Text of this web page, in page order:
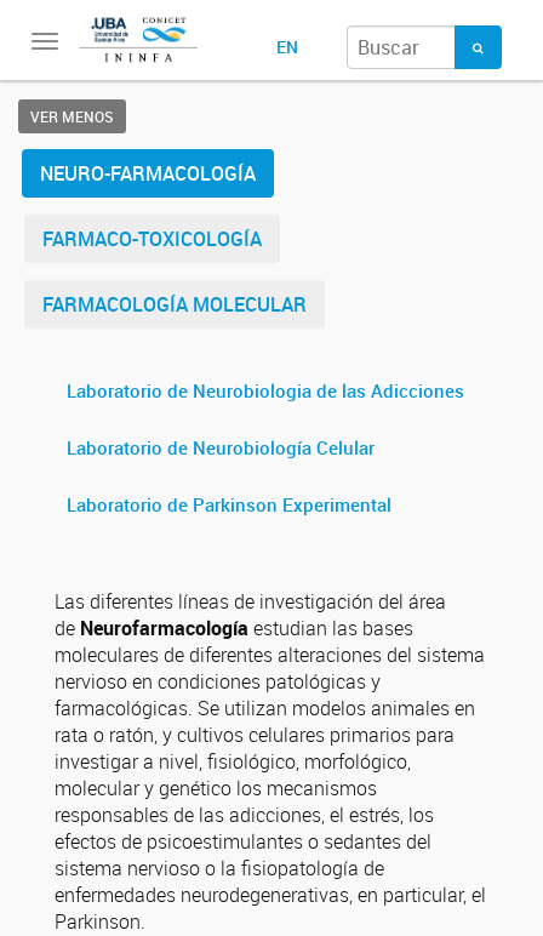
Toggle
navigation
EN
VER MENOS
NEURO-FARMACOLOGÍA
FARMACO-TOXICOLOGÍA
FARMACOLOGÍA MOLECULAR
Laboratorio de Neurobiologia de las Adicciones
Laboratorio de Neurobiología Celular
Laboratorio de Parkinson Experimental
Las diferentes líneas de investigación del área
de Neurofarmacología estudian las bases
moleculares de diferentes alteraciones del sistema
nervioso en condiciones patológicas y
farmacológicas. Se utilizan modelos animales en
rata o ratón, y cultivos celulares primarios para
investigar a nivel, fisiológico, morfológico,
molecular y genético los mecanismos
responsables de las adicciones, el estrés, los
efectos de psicoestimulantes o sedantes del
sistema nervioso o la fisiopatología de
enfermedades neurodegenerativas, en particular, el
Parkinson.